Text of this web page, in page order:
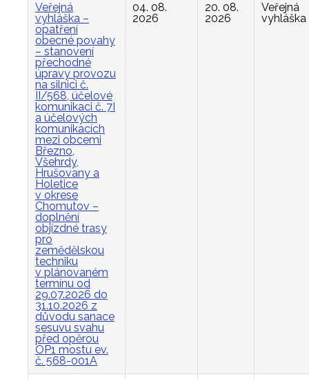
Veřejná
vyhláška –
opatření
obecné povahy
– stanovení
přechodné
úpravy provozu
na silnici č.
II/568, účelové
komunikaci č. 7I
a účelových
komunikacích
mezi obcemi
Březno,
Všehrdy,
Hrušovany a
Holetice
v okrese
Chomutov –
doplnění
objízdné trasy
pro
zemědělskou
techniku
v plánovaném
termínu od
29.07.2026 do
31.10.2026 z
důvodu sanace
sesuvu svahu
před opěrou
OP1 mostu ev.
č. 568-001A
04. 08.
2026
20. 08.
2026
Veřejná
vyhláška